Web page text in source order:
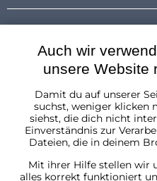
Österreich
Auch wir
unsere Website
Damit du auf unserer
suchst, weniger klicken
siehst, die dich nicht
Einverständnis zur
Dateien, die in deinem
Mit ihrer Hilfe stellen wir
alles korrekt funktioniert